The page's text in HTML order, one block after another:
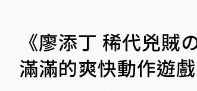
《廖添丁 稀代兇
滿滿的爽快動作遊戲